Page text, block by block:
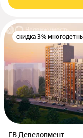
скидка 3%
ГВ Девелопмент